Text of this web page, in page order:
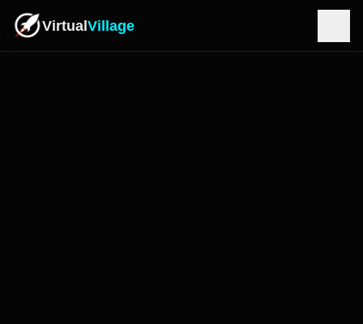
VirtualVillage